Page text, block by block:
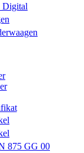
875 GG 00